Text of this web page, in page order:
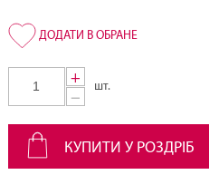
+
−
шт.
КУПИТИ У РОЗДРІБ